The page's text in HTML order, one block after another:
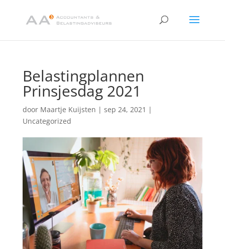
Belastingplannen
Prinsjesdag 2021
door Maartje Kuijsten | sep 24, 2021 |
Uncategorized